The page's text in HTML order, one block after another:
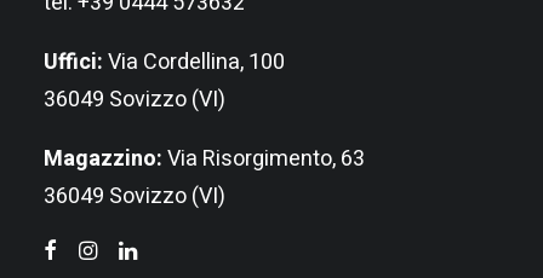
Uffici:Via Cordellina, 100
36049 Sovizzo (VI)
Magazzino:Via Risorgimento, 63
36049 Sovizzo (VI)